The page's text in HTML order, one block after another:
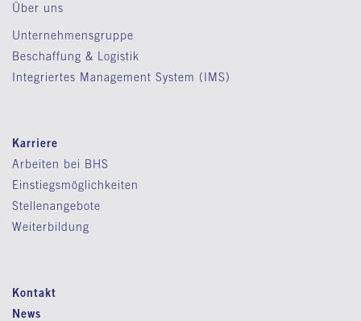
Über uns
Unternehmensgruppe
Beschaffung & Logistik
Integriertes Management System (IMS)
Karriere
Arbeiten bei BHS
Einstiegsmöglichkeiten
Stellenangebote
Weiterbildung
Kontakt
News